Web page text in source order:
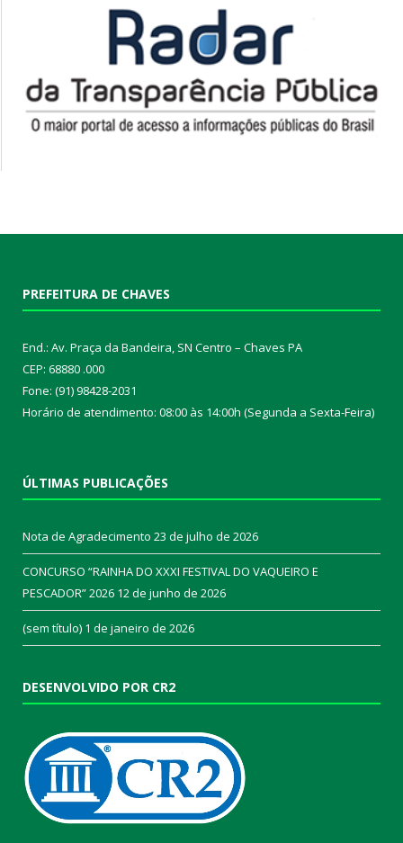
PREFEITURA DE CHAVES
End.: Av. Praça da Bandeira, SN Centro – Chaves PA
CEP: 68880 .000
Fone: (91) 98428-2031
Horário de atendimento: 08:00 às 14:00h (Segunda a Sexta-Feira)
ÚLTIMAS PUBLICAÇÕES
Nota de Agradecimento 23 de julho de 2026
CONCURSO “RAINHA DO XXXI FESTIVAL DO VAQUEIRO E
PESCADOR” 2026 12 de junho de 2026
(sem título) 1 de janeiro de 2026
DESENVOLVIDO POR CR2